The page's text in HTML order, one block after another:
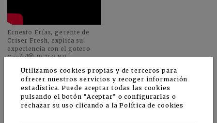
Ernesto Frías, gerente de
Criser Fresh, explica su
experiencia con el gotero
Caudal® PC140 ND
Utilizamos cookies propias y de terceros para
ofrecer nuestros servicios y recoger información
estadística. Puede aceptar todas las cookies
pulsando el botón “Aceptar” o configurarlas o
rechazar su uso clicando a laPolítica de cookies